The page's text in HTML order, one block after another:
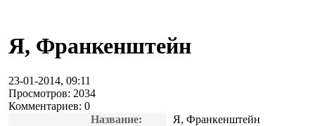
Я, Франкенштейн
23-01-2014, 09:11
Просмотров: 2034
Комментариев: 0
Название:
Я, Франкенштейн